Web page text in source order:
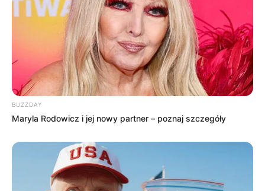
BUZZDAY
Maryla Rodowicz i jej nowy partner – poznaj szczegóły